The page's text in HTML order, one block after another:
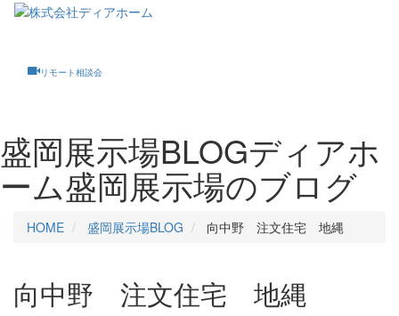
リモート相談会
盛岡展示場BLOGディアホ
ーム盛岡展示場のブログ
HOME 盛岡展示場BLOG 向中野 注文住宅 地縄
向中野 注文住宅 地縄